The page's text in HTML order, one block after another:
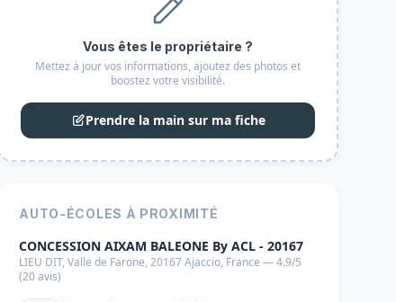
Vous êtes le propriétaire ?
Mettez à jour vos informations, ajoutez des photos et
boostez votre visibilité.
Prendre la main sur ma fiche
AUTO-ÉCOLES À PROXIMITÉ
CONCESSION AIXAM BALEONE By ACL - 20167
LIEU DIT, Valle de Farone, 20167 Ajaccio, France — 4.9/5
(20 avis)